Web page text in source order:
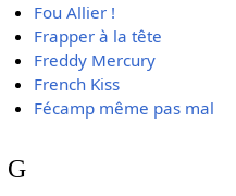
Fou Allier !
Frapper à la tête
Freddy Mercury
French Kiss
Fécamp même pas mal
G